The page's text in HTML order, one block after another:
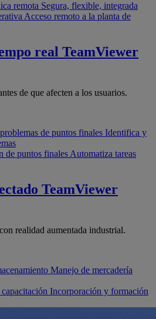
remota Segura, flexible, integrada
Acceso remoto a la planta de
real TeamViewer
de que afecten a los usuarios.
de puntos finales Identifica y
de puntos finales Automatiza tareas
TeamViewer
realidad aumentada industrial.
Manejo de mercadería
Incorporación y formación